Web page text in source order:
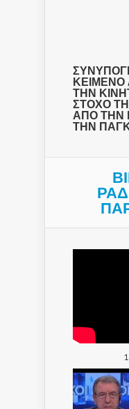
ΚΕΙΜΕΝΟ
ΤΗΝ
ΣΤΟΧΟ
ΑΠΟ ΤΗΝ
ΤΗΝ
1